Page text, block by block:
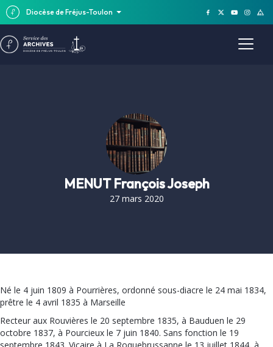
Diocèse de Fréjus-Toulon
MENUT François Joseph
27 mars 2020
Né le 4 juin 1809 à Pourrières, ordonné sous-diacre le 24 mai 1834,
prêtre le 4 avril 1835 à Marseille
Recteur aux Rouvières le 20 septembre 1835, à Bauduen le 29
octobre 1837, à Pourcieux le 7 juin 1840. Sans fonction le 19